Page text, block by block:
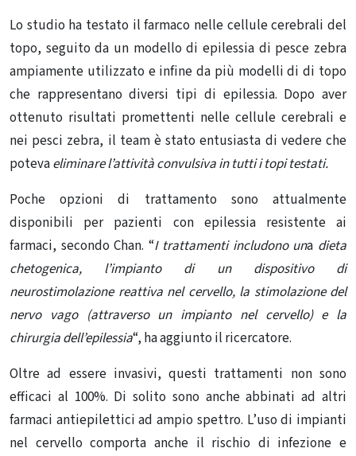
Lo studio ha testato il farmaco nelle cellule cerebrali del
topo, seguito da un modello di epilessia di pesce zebra
ampiamente utilizzato e infine da più modelli di di topo
che rappresentano diversi tipi di epilessia. Dopo aver
ottenuto risultati promettenti nelle cellule cerebrali e
nei pesci zebra, il team è stato entusiasta di vedere che
potevaeliminare l’attività convulsiva in tutti i topi testati.
Poche opzioni di trattamento sono attualmente
disponibili per pazienti con epilessia resistente ai
farmaci, secondo Chan. “I trattamenti includono una dieta
chetogenica, l’impianto di un dispositivo di
neurostimolazione reattiva nel cervello, la stimolazione del
nervo vago (attraverso un impianto nel cervello) e la
chirurgia dell’epilessia“, ha aggiunto il ricercatore.
Oltre ad essere invasivi, questi trattamenti non sono
efficaci al 100%. Di solito sono anche abbinati ad altri
farmaci antiepilettici ad ampio spettro. L’uso di impianti
nel cervello comporta anche il rischio di infezione e